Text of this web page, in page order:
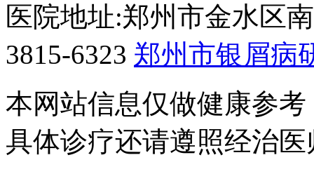
医院地址:郑州市金水区
3815-6323 郑州市银屑病
本网站信息仅做健康参
具体诊疗还请遵照经治医